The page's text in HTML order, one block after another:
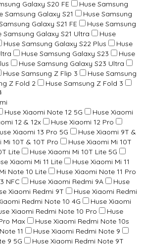
Galaxy S20 FE
Huse Samsung
Samsung Galaxy S21
Huse Samsung
Galaxy S21 FE
Huse Samsung
Samsung Galaxy S21 Ultra
Huse
Huse Samsung Galaxy S22 Plus
Huse
Huse Samsung Galaxy S23
Huse
Huse Samsung Galaxy S23 Ultra
Huse Samsung Z Flip 3
Huse Samsung
Z Fold 2
Huse Samsung Z Fold 3
Huse Xiaomi Note 12 5G
Huse Xiaomi
12 & 12x
Huse Xiaomi 12 Pro
Xiaomi 13 Pro 5G
Huse Xiaomi 9T &
Mi 10T & 10T Pro
Huse Xiaomi Mi 10T
Lite
Huse Xiaomi Mi 10T Lite 5G
Xiaomi Mi 11 Lite
Huse Xiaomi Mi 11
Note 10 Lite
Huse Xiaomi Note 11 Pro
NFC
Huse Xiaomi Redmi 9A
Huse
Xiaomi Redmi 9T
Huse Xiaomi Redmi
Redmi Note 10 4G
Huse Xiaomi
Xiaomi Redmi Note 10 Pro
Huse
Max
Huse Xiaomi Redmi Note 10s
11
Huse Xiaomi Redmi Note 9
9 5G
Huse Xiaomi Redmi Note 9T